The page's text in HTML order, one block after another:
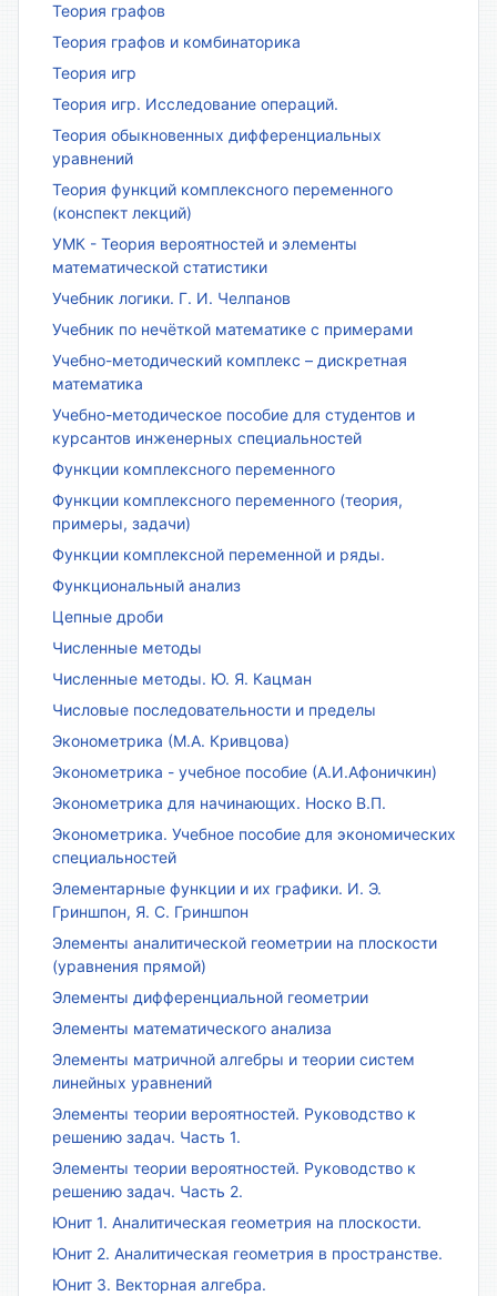
Теория графов
Теория графов и комбинаторика
Теория игр
Теория игр. Исследование операций.
Теория обыкновенных дифференциальных
уравнений
Теория функций комплексного переменного
(конспект лекций)
УМК - Теория вероятностей и элементы
математической статистики
Учебник логики. Г. И. Челпанов
Учебник по нечёткой математике с примерами
Учебно-методический комплекс – дискретная
математика
Учебно-методическое пособие для студентов и
курсантов инженерных специальностей
Функции комплексного переменного
Функции комплексного переменного (теория,
примеры, задачи)
Функции комплексной переменной и ряды.
Функциональный анализ
Цепные дроби
Численные методы
Численные методы. Ю. Я. Кацман
Числовые последовательности и пределы
Эконометрика (М.А. Кривцова)
Эконометрика - учебное пособие (А.И.Афоничкин)
Эконометрика для начинающих. Носко В.П.
Эконометрика. Учебное пособие для экономических
специальностей
Элементарные функции и их графики. И. Э.
Гриншпон, Я. С. Гриншпон
Элементы аналитической геометрии на плоскости
(уравнения прямой)
Элементы дифференциальной геометрии
Элементы математического анализа
Элементы матричной алгебры и теории систем
линейных уравнений
Элементы теории вероятностей. Руководство к
решению задач. Часть 1.
Элементы теории вероятностей. Руководство к
решению задач. Часть 2.
Юнит 1. Аналитическая геометрия на плоскости.
Юнит 2. Аналитическая геометрия в пространстве.
Юнит 3. Векторная алгебра.